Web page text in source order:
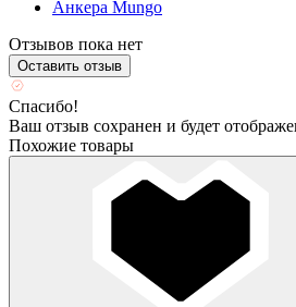
Анкера Mungo
Отзывов пока нет
Оставить отзыв
Спасибо!
Ваш отзыв сохранен и будет
Похожие товары